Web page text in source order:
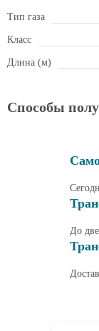
Тип газа
Класс
Длина (м)
Способы
До